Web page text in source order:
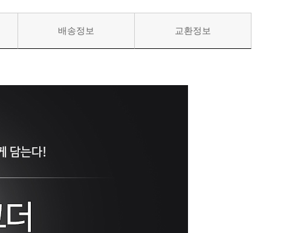
배송정보 교환정보